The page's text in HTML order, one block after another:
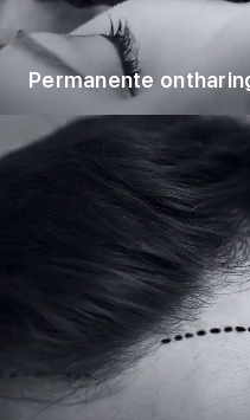
Permanente